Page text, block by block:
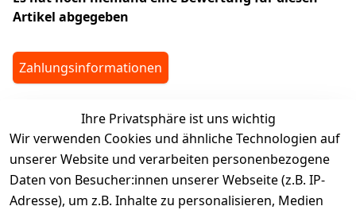
Artikel abgegeben
Zahlungsinformationen
legalDetails
Ihre Privatsphäre ist uns wichtig
Wir verwenden Cookies und ähnliche Technologien auf
unserer Website und verarbeiten personenbezogene
Daten von Besucher:innen unserer Webseite (z.B. IP-
Adresse), um z.B. Inhalte zu personalisieren, Medien